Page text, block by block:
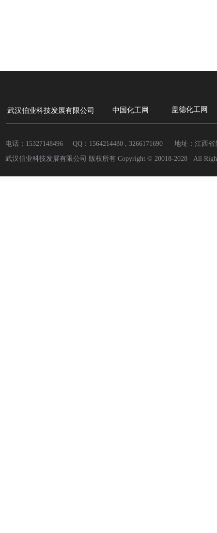
武汉伯业科技发展有限公司 中国化工网 盖德化工网
电话：15327148496 QQ： 1564214480 , 3266171690 地址：江西省
武汉伯业科技发展有限公司 版权所有 Copyright © 20018-2028 All